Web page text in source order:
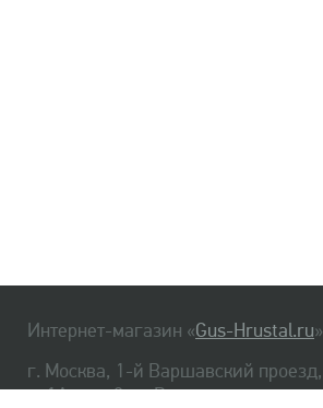
Интернет-магазин «Gus-Hrustal.ru»
г. Москва, 1-й Варшавский проезд,
д. 1А, стр. 3, м. Варшавская